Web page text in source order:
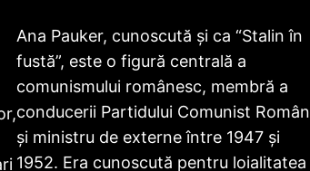
Ana Pauker, cunoscută și ca “Stalin în
fustă”, este o figură centrală a
comunismului românesc, membră a
conducerii Partidului Comunist Român
și ministru de externe între 1947 și
1952. Era cunoscută pentru loialitatea